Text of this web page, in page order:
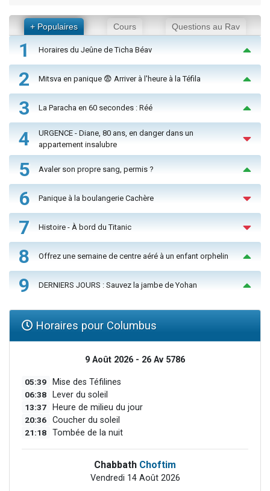
+ Populaires Cours Questions au Rav
1 Horaires du Jeûne de Ticha Béav
2 Mitsva en panique 😨 Arriver à l'heure à la Téfila
3 La Paracha en 60 secondes : Réé
4
URGENCE - Diane, 80 ans, en danger dans un
appartement insalubre
5 Avaler son propre sang, permis ?
6 Panique à la boulangerie Cachère
7 Histoire - À bord du Titanic
8 Offrez une semaine de centre aéré à un enfant orphelin
9 DERNIERS JOURS : Sauvez la jambe de Yohan
Horaires pour Columbus
9 Août 2026 - 26 Av 5786
05:39 Mise des Téfilines
06:38 Lever du soleil
13:37 Heure de milieu du jour
20:36 Coucher du soleil
21:18 Tombée de la nuit
Chabbath Choftim
Vendredi 14 Août 2026